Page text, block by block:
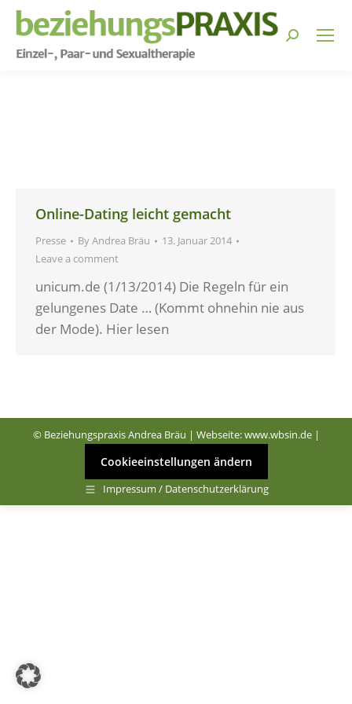
Search:
Online-Dating leicht gemacht
Presse ByAndrea Bräu
13. Januar 2014
Leave a comment
unicum.de (1/13/2014) Die Regeln für ein
gelungenes Date … (Kommt ohnehin nie aus
der Mode). Hier lesen
© Beziehungspraxis Andrea Bräu | Webseite:www.wbsin.de
Cookieeinstellungen ändern
Impressum / Datenschutzerklärung